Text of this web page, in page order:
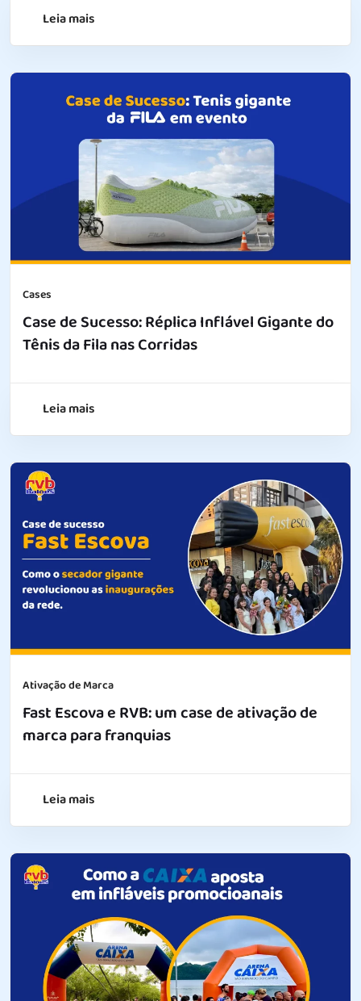
Leia mais
Cases
Case de Sucesso: Réplica Inflável Gigante do
Tênis da Fila nas Corridas
Leia mais
Ativação de Marca
Fast Escova e RVB: um case de ativação de
marca para franquias
Leia mais